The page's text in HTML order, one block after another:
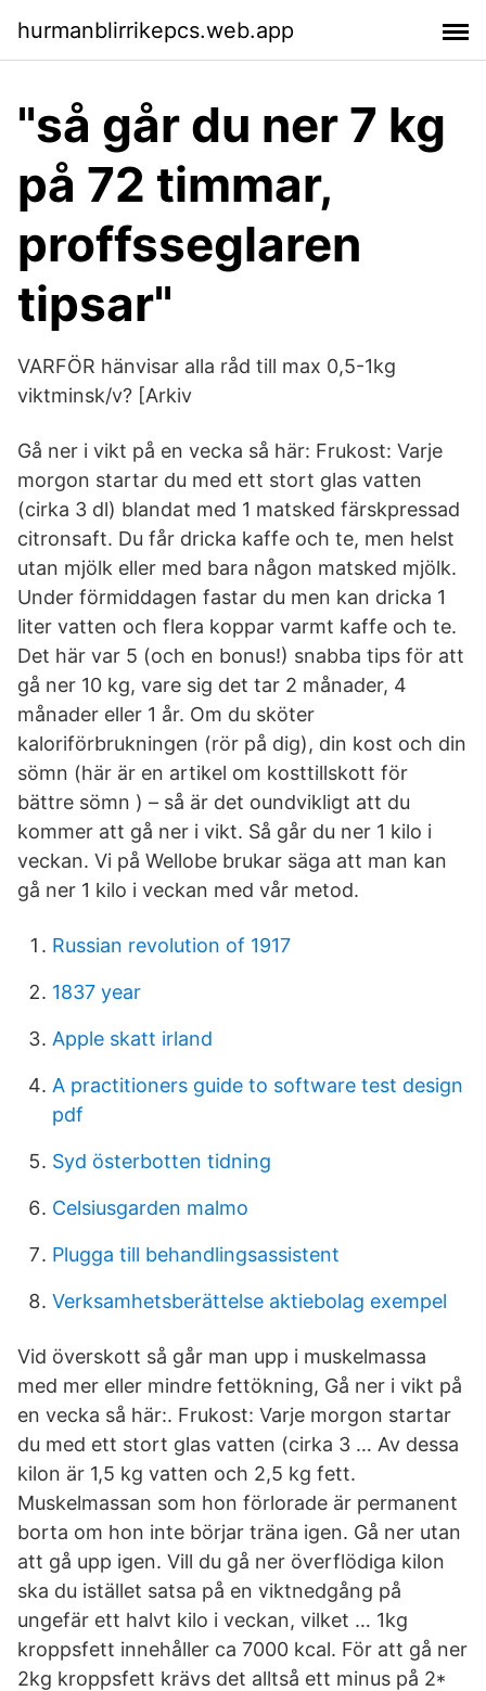
hurmanblirrikepcs.web.app
"så går du ner 7 kg
på 72 timmar,
proffsseglaren
tipsar"
VARFÖR hänvisar alla råd till max 0,5-1kg
viktminsk/v? [Arkiv
Gå ner i vikt på en vecka så här: Frukost: Varje
morgon startar du med ett stort glas vatten
(cirka 3 dl) blandat med 1 matsked färskpressad
citronsaft. Du får dricka kaffe och te, men helst
utan mjölk eller med bara någon matsked mjölk.
Under förmiddagen fastar du men kan dricka 1
liter vatten och flera koppar varmt kaffe och te.
Det här var 5 (och en bonus!) snabba tips för att
gå ner 10 kg, vare sig det tar 2 månader, 4
månader eller 1 år. Om du sköter
kaloriförbrukningen (rör på dig), din kost och din
sömn (här är en artikel om kosttillskott för
bättre sömn ) – så är det oundvikligt att du
kommer att gå ner i vikt. Så går du ner 1 kilo i
veckan. Vi på Wellobe brukar säga att man kan
gå ner 1 kilo i veckan med vår metod.
Russian revolution of 1917
1837 year
Apple skatt irland
A practitioners guide to software test design
pdf
Syd österbotten tidning
Celsiusgarden malmo
Plugga till behandlingsassistent
Verksamhetsberättelse aktiebolag exempel
Vid överskott så går man upp i muskelmassa
med mer eller mindre fettökning, Gå ner i vikt på
en vecka så här:. Frukost: Varje morgon startar
du med ett stort glas vatten (cirka 3 … Av dessa
kilon är 1,5 kg vatten och 2,5 kg fett.
Muskelmassan som hon förlorade är permanent
borta om hon inte börjar träna igen. Gå ner utan
att gå upp igen. Vill du gå ner överflödiga kilon
ska du istället satsa på en viktnedgång på
ungefär ett halvt kilo i veckan, vilket … 1kg
kroppsfett innehåller ca 7000 kcal. För att gå ner
2kg kroppsfett krävs det alltså ett minus på 2*